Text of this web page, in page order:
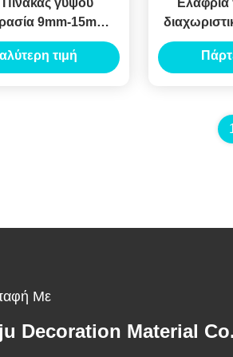
γύψου
9mm-15mm
τιμή
Με
Decoration Material Co.